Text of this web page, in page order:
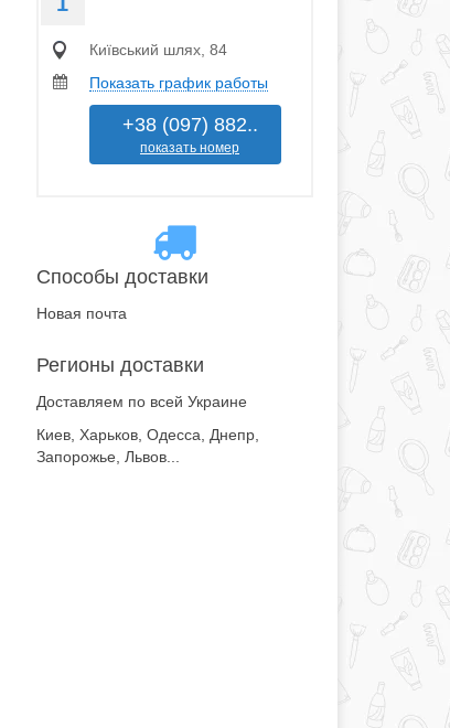
Київський шлях, 84
Показать график работы
+38 (097) 882..
показать номер
Способы доставки
Новая почта
Регионы доставки
Доставляем по всей Украине
Киев, Харьков, Одесса, Днепр,
Запорожье, Львов...